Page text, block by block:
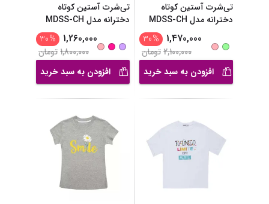
تی‌شرت آستین کوتاه
دخترانه مدل MDSS-CH
1,470,000
%
30
2,100,000تومان
افزودن به سبد خرید
تی‌شرت آستین کوتاه
دخترانه مدل MDSS-CH
1,260,000
%
30
1,800,000تومان
افزودن به سبد خرید